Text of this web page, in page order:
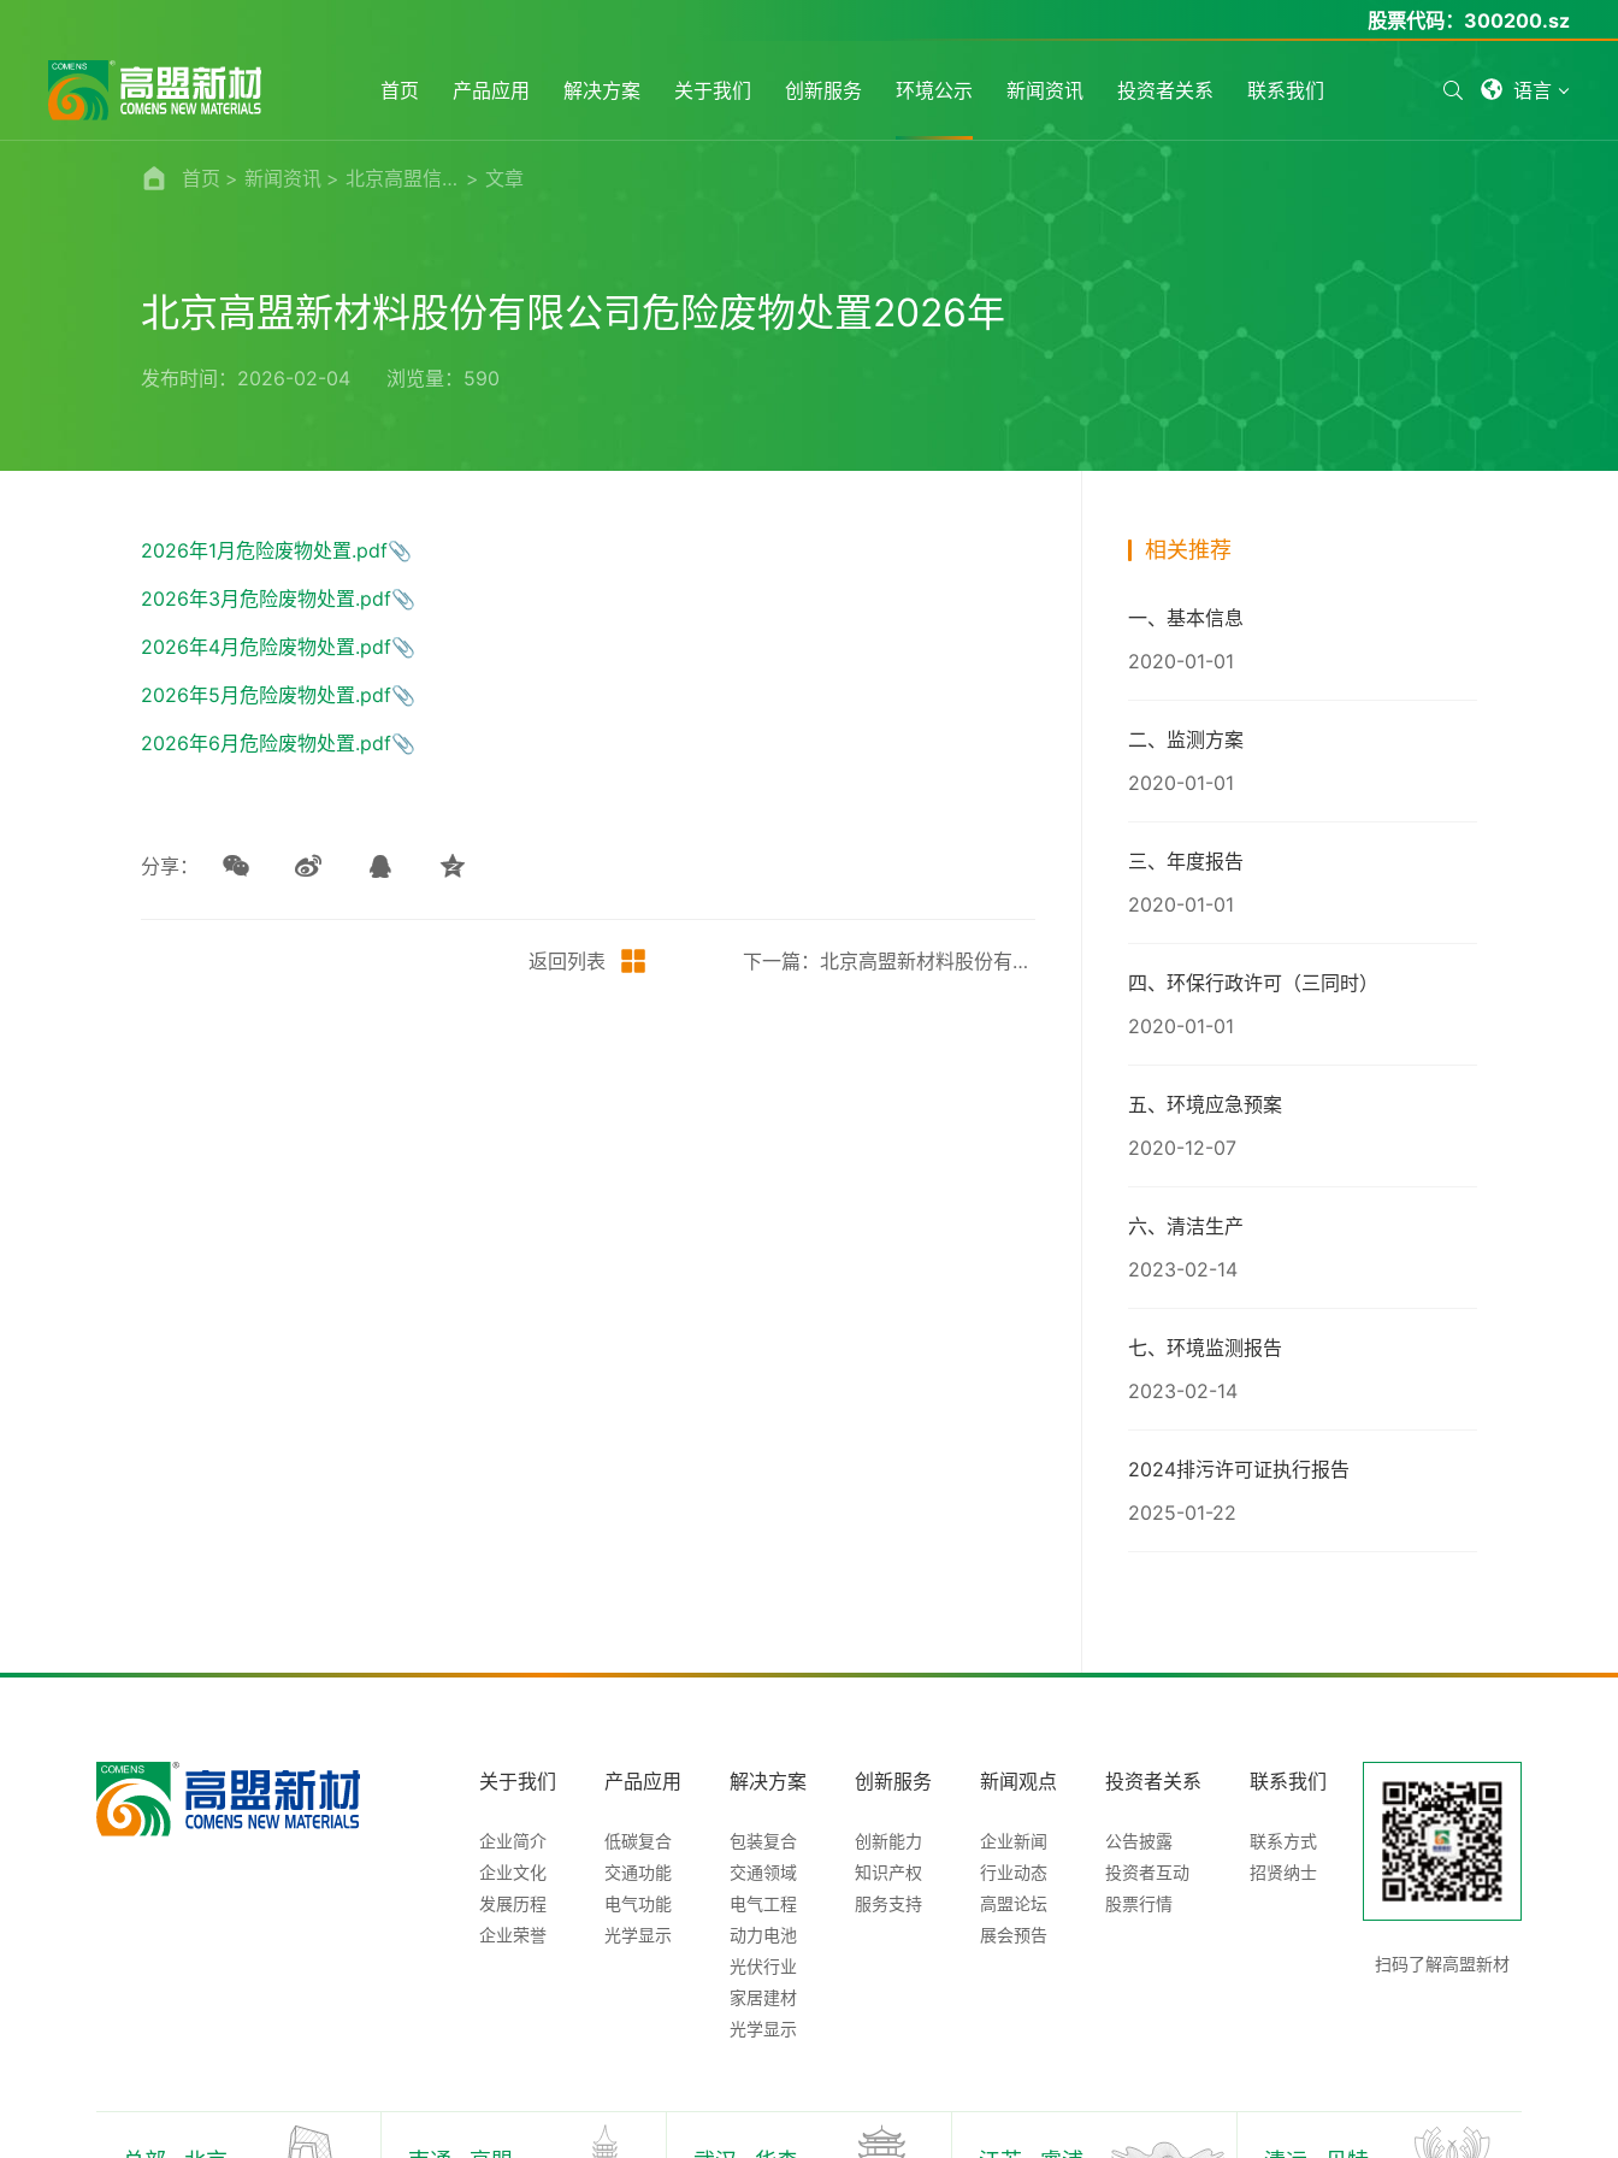
股票代码： 300200.sz
首页 产品应用 解决方案 关于我们 创新服务 环境公示 新闻资讯 投资者关系 联系我们 语言
首页 新闻资讯 北京高盟信息公开 文章
北京高盟新材料股份有限公司危险废物处置2026年
发布时间：2026-02-04 浏览量：590
2026年1月危险废物处置.pdf
2026年3月危险废物处置.pdf
2026年4月危险废物处置.pdf
2026年5月危险废物处置.pdf
2026年6月危险废物处置.pdf
分享：
返回列表 下一篇：北京高盟新材料股份有限公司燕山分公司2026年度环保监测数据
相关推荐
一、基本信息
2020-01-01
二、监测方案
2020-01-01
三、年度报告
2020-01-01
四、环保行政许可（三同时）
2020-01-01
五、环境应急预案
2020-12-07
六、清洁生产
2023-02-14
七、环境监测报告
2023-02-14
2024排污许可证执行报告
2025-01-22
关于我们
企业简介
企业文化
发展历程
企业荣誉
产品应用
低碳复合
交通功能
电气功能
光学显示
解决方案
包装复合
交通领域
电气工程
动力电池
光伏行业
家居建材
光学显示
创新服务
创新能力
知识产权
服务支持
新闻观点
企业新闻
行业动态
高盟论坛
展会预告
投资者关系
公告披露
投资者互动
股票行情
联系我们
联系方式
招贤纳士
扫码了解高盟新材